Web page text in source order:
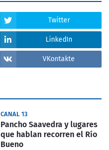
Twitter
LinkedIn
VKontakte
CANAL 13
Pancho Saavedra y lugares
que hablan recorren el Río
Bueno